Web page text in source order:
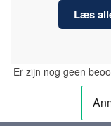
Læs
Er zijn nog geen